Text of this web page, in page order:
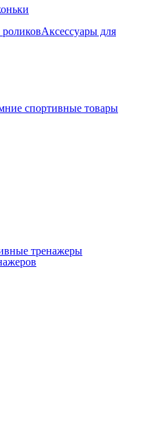
Аксессуары для
спортивные товары
тренажеры